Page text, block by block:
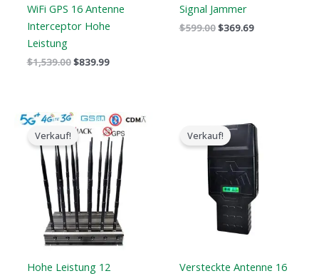
WiFi GPS 16 Antenne
Interceptor Hohe
Leistung
$1,539.00$839.99
Signal Jammer
$599.00$369.69
Verkauf!
Hohe Leistung 12
Preisspanne:
$729.99
bis
$749.99
Verkauf!
Versteckte Antenne 16